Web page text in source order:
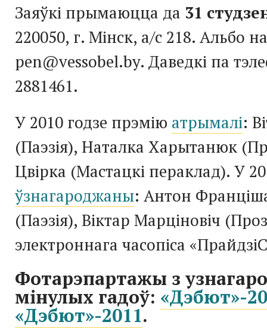
Заяўкі прымаюцца да 31
220050, г. Мінск, а/с 218. Альбо
pen@vessobel.by. Даведкі па
2881461.
У 2010 годзе прэмію атрымалі:
(Паэзія), Наталка Харытанюк
Цвірка (Мастацкі пераклад). У
ўзнагароджаны: Антон
(Паэзія), Віктар Марціновіч
электроннага часопіса
Фотарэпартажы з
мінулых гадоў: «Дэбют»-
«Дэбют»-2011.